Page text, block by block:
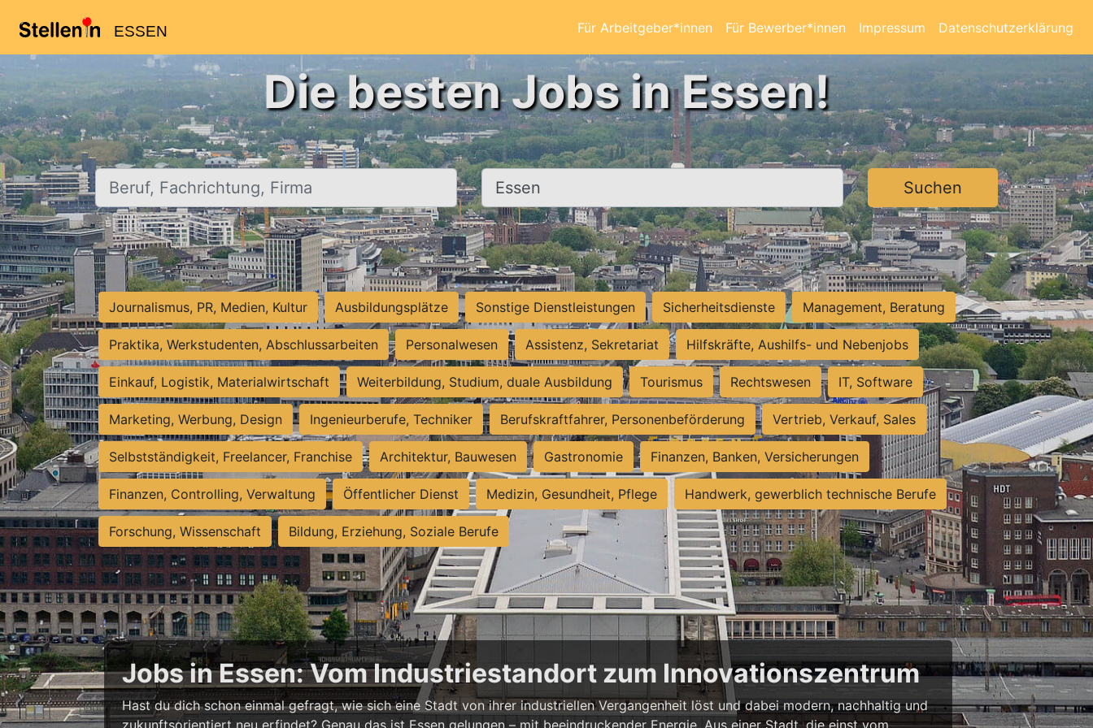
ESSEN Für Arbeitgeber*innen Für Bewerber*innen Impressum Datenschutzerklärung
Die besten Jobs in Essen!
Beruf, Fachrichtung, Firma Ort, Stadt Suchen
Journalismus, PR, Medien, Kultur Ausbildungsplätze Sonstige Dienstleistungen Sicherheitsdienste Management, Beratung
Praktika, Werkstudenten, Abschlussarbeiten Personalwesen Assistenz, Sekretariat Hilfskräfte, Aushilfs- und Nebenjobs
Einkauf, Logistik, Materialwirtschaft Weiterbildung, Studium, duale Ausbildung Tourismus Rechtswesen IT, Software
Marketing, Werbung, Design Ingenieurberufe, Techniker Berufskraftfahrer, Personenbeförderung Vertrieb, Verkauf, Sales
Selbstständigkeit, Freelancer, Franchise Architektur, Bauwesen Gastronomie Finanzen, Banken, Versicherungen
Finanzen, Controlling, Verwaltung Öffentlicher Dienst Medizin, Gesundheit, Pflege Handwerk, gewerblich technische Berufe
Forschung, Wissenschaft Bildung, Erziehung, Soziale Berufe
Jobs in Essen: Vom Industriestandort zum Innovationszentrum
Hast du dich schon einmal gefragt, wie sich eine Stadt von ihrer industriellen Vergangenheit löst und dabei modern, nachhaltig und